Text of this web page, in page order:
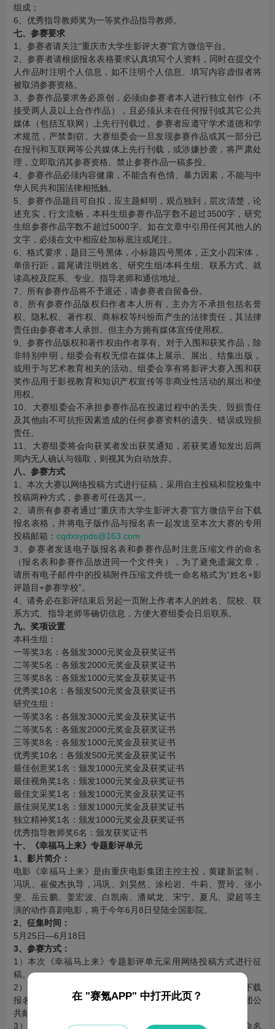
组成；
6、优秀指导教师奖为一等奖作品指导教师。
七、参赛要求
1、参赛者请关注“重庆市大学生影评大赛”官方微信平台。
2、参赛者请根据报名表格要求认真填写个人资料，同时在提交个
人作品时注明个人信息，如不注明个人信息、填写内容虚假者将
被取消参赛资格。
3、参赛作品要求务必原创，必须由参赛者本人进行独立创作（不
接受两人及以上合作作品），且必须从未在任何报刊或其它公共
媒体（包括互联网）上先行刊载过。参赛者应遵守学术道德和学
术规范，严禁剽窃。大赛组委会一旦发现参赛作品或其一部分已
在报刊和互联网等公共媒体上先行刊载，或涉嫌抄袭，将严肃处
理，立即取消其参赛资格。禁止参赛作品一稿多投。
4、参赛作品必须内容健康，不能含有色情、暴力因素，不能与中
华人民共和国法律相抵触。
5、参赛作品题目可自拟，应主题鲜明，观点独到，层次清楚，论
述充实，行文流畅，本科生组参赛作品字数不超过3500字，研究
生组参赛作品字数不超过5000字。如在文章中引用任何其他人的
文字，必须在文中相应处加标底注或尾注。
6、格式要求，题目三号黑体，小标题四号黑体，正文小四宋体，
单倍行距，篇尾请注明姓名、研究生组/本科生组、联系方式、就
读高校及院系、专业、指导老师和通信地址。
7、所有参赛作品将不予退还，请参赛者自留备份。
8、所有参赛作品版权归作者本人所有，主办方不承担包括名誉
权、隐私权、著作权、商标权等纠纷而产生的法律责任，其法律
责任由参赛者本人承担。但主办方拥有媒体宣传使用权。
9、参赛作品版权和著作权由作者享有。对于入围和获奖作品，除
非特别申明，组委会有权无偿在媒体上展示、展出、结集出版，
或用于与艺术教育相关的活动。组委会享有将影评大赛入围和获
奖作品用于影视教育和知识产权宣传等非商业性活动的展出和使
用权。
10、大赛组委会不承担参赛作品在投递过程中的丢失、毁损责任
及其他由不可抗拒因素造成的任何参赛资料的遗失、错误或毁损
责任。
11、大赛组委将会向获奖者发出获奖通知，若获奖通知发出后两
周内无人确认与领取，则视其为自动放弃。
八、参赛方式
1、本次大赛以网络投稿方式进行征稿，采用自主投稿和院校集中
投稿两种方式，参赛者可任选其一。
2、请所有参赛者通过“重庆市大学生影评大赛”官方微信平台下载
报名表格，并将电子版作品与报名表一起发送至本次大赛的专用
投稿邮箱： cqdxsypds@163.com
3、参赛者发送电子版报名表和参赛作品时注意压缩文件的命名
（报名表和参赛作品放进同一个文件夹），为了避免遗漏文章，
请所有电子邮件中的投稿附件压缩文件统一命名格式为“姓名+影
评题目+参赛学校”。
4、请务必在影评结束后另起一页附上作者本人的姓名、院校、联
系方式、指导老师等确切信息，方便大赛组委会日后联系。
九、奖项设置
本科生组：
一等奖3名：各颁发3000元奖金及获奖证书
二等奖5名：各颁发2000元奖金及获奖证书
三等奖8名：各颁发1000元奖金及获奖证书
优秀奖10名：各颁发500元奖金及获奖证书
研究生组：
一等奖3名：各颁发3000元奖金及获奖证书
二等奖5名：各颁发2000元奖金及获奖证书
三等奖8名：各颁发1000元奖金及获奖证书
优秀奖10名：各颁发500元奖金及获奖证书
最佳创意奖1名：颁发1000元奖金及获奖证书
最佳视角奖1名：颁发1000元奖金及获奖证书
最佳文采奖1名：颁发1000元奖金及获奖证书
最佳洞见奖1名：颁发1000元奖金及获奖证书
独立精神奖1名：颁发1000元奖金及获奖证书
优秀指导教师奖6名：颁发获奖证书
十、《幸福马上来》专题影评单元
1、影片简介：
电影《幸福马上来》是由重庆电影集团主控主投，黄建新监制，
冯巩、崔俊杰执导，冯巩、刘昊然、涂松岩、牛莉、贾玲、张小
斐、岳云鹏、姜宏波、白凯南、潘斌龙、宋宁、夏凡、梁超等主
演的动作喜剧电影，将于今年6月8日登陆全国影院。
2、征集时间：
5月25日—6月18日
3、参赛方式：
1）本次《幸福马上来》专题影评单元采用网络投稿方式进行征
稿。
2）请所有参赛者通过“重庆市大学生影评大赛”官方微信平台下载
报名表格，并将电子版作品与报名表一起发送至重庆电影集团公
共邮箱
3）参赛者发送电子版报名表和参赛作品时注意压缩文件的命名
在 "赛氪APP" 中打开此页？